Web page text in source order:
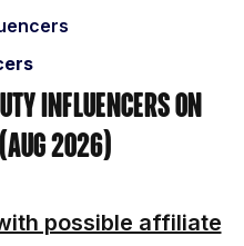
Influencers on
2026)
possible affiliate